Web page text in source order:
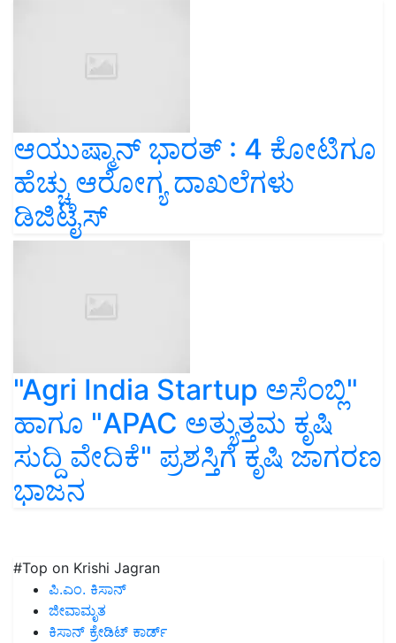
ಆಯುಷ್ಮಾನ್ ಭಾರತ್ : 4 ಕೋಟಿಗೂ
ಹೆಚ್ಚು ಆರೋಗ್ಯ ದಾಖಲೆಗಳು
ಡಿಜಿಟೈಸ್‌
"Agri India Startup ಅಸೆಂಬ್ಲಿ"
ಹಾಗೂ "APAC ಅತ್ಯುತ್ತಮ ಕೃಷಿ
ಸುದ್ದಿ ವೇದಿಕೆ" ಪ್ರಶಸ್ತಿಗೆ ಕೃಷಿ ಜಾಗರಣ
ಭಾಜನ
#Top on Krishi Jagran
ಪಿ.ಎಂ. ಕಿಸಾನ್
ಜೀವಾಮೃತ
ಕಿಸಾನ್ ಕ್ರೇಡಿಟ್ ಕಾರ್ಡ್